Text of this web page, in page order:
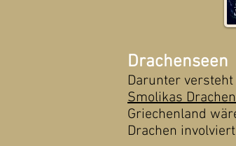
Drachenseen
Darunter
Smolikas
Griechenland
Drachen